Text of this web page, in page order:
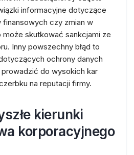
informacyjne dotyczące
finansowych czy zmian w
skutkować sankcjami ze
Inny powszechny błąd to
ochrony danych
do wysokich kar
na reputacji firmy.
kierunki
korporacyjnego